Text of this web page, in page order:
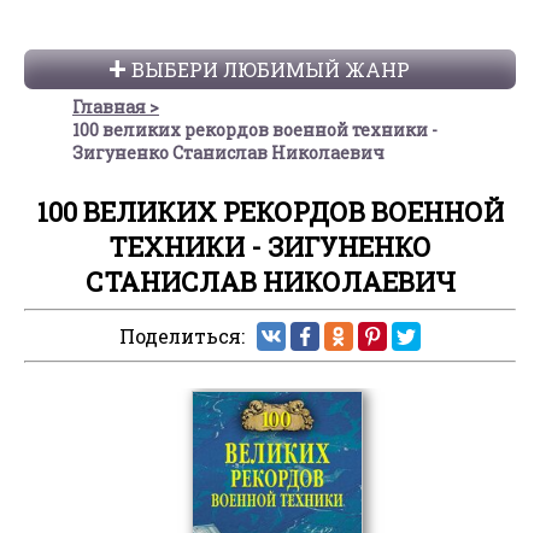
ВЫБЕРИ ЛЮБИМЫЙ ЖАНР
Главная
100 великих рекордов военной техники -
Зигуненко Станислав Николаевич
100 ВЕЛИКИХ РЕКОРДОВ ВОЕННОЙ
ТЕХНИКИ - ЗИГУНЕНКО
СТАНИСЛАВ НИКОЛАЕВИЧ
Поделиться: